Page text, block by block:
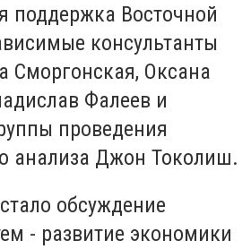
поддержка Восточной
консультанты
Сморгонская, Оксана
Фалеев и
проведения
анализа Джон Токолиш.
обсуждение
- развитие экономики